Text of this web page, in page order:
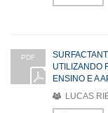
PDF
UTILIZANDO
ENSINO E A
LUCAS